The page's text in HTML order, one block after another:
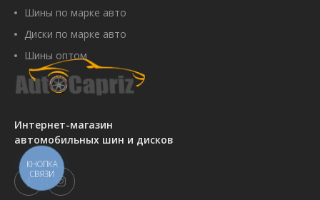
Интернет-магазин
автомобильных шин и дисков
Шины по марке авто
Диски по марке авто
Шины оптом
КНОПКА
СВЯЗИ